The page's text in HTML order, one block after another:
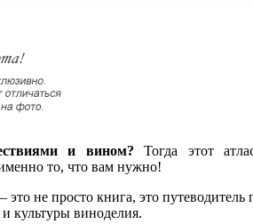
и вином? Тогда этот
то, что вам нужно!
это не просто книга, это путеводитель
культуры виноделия.